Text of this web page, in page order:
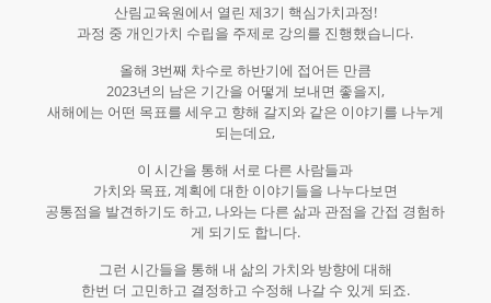
산림교육원에서 열린 제3기 핵심가치과정!
과정 중 개인가치 수립을 주제로 강의를 진행했습니다.
올해 3번째 차수로 하반기에 접어든 만큼
2023년의 남은 기간을 어떻게 보내면 좋을지,
새해에는 어떤 목표를 세우고 향해 갈지와 같은 이야기를 나누게
되는데요,
이 시간을 통해 서로 다른 사람들과
가치와 목표, 계획에 대한 이야기들을 나누다보면
공통점을 발견하기도 하고, 나와는 다른 삶과 관점을 간접 경험하
게 되기도 합니다.
그런 시간들을 통해 내 삶의 가치와 방향에 대해
한번 더 고민하고 결정하고 수정해 나갈 수 있게 되죠.